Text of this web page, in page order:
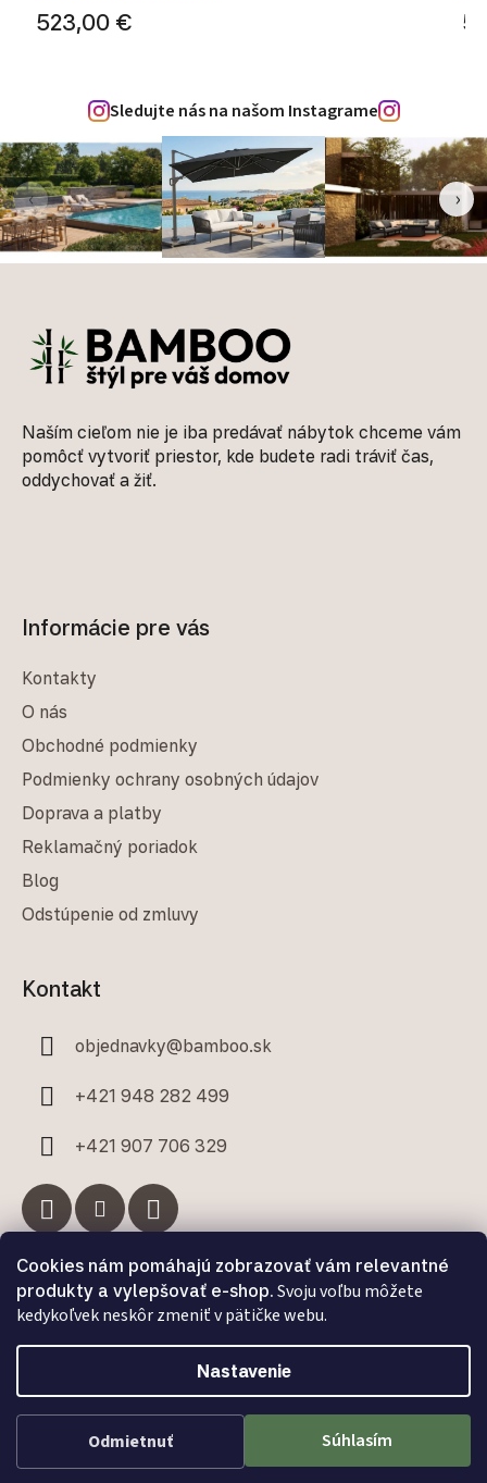
Cookies nám pomáhajú zobrazovať vám relevantné
produkty a vylepšovať e-shop. Svoju voľbu môžete
kedykoľvek neskôr zmeniť v pätičke webu.
Nastavenie
Odmietnuť Súhlasím
523,00 €
Sledujte nás na našom Instagrame
‹ ›
Naším cieľom nie je iba predávať nábytok chceme vám
pomôcť vytvoriť priestor, kde budete radi tráviť čas,
oddychovať a žiť.
Informácie pre vás
Kontakty
O nás
Obchodné podmienky
Podmienky ochrany osobných údajov
Doprava a platby
Reklamačný poriadok
Blog
Odstúpenie od zmluvy
Kontakt
objednavky@bamboo.sk
+421 948 282 499
+421 907 706 329
Facebook
Vytvoril Shoptet Premium a Adatelier
Copyright 2026Bamboo.sk . Všetky práva vyhradené.
Upraviť nastavenie cookies